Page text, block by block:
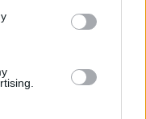
έναν μήνα. Δεν
Το ότι χωρίσαμε
Και δεν το